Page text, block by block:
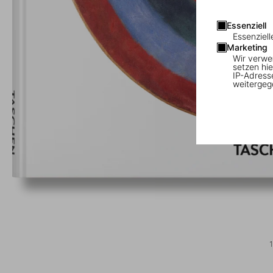
Essenziell
Marketing
Wir
setzen
IP-
1